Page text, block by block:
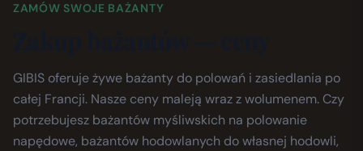
ZAMÓW SWOJE BAŻANTY
GIBIS oferuje żywe bażanty do polowań i zasiedlania po
całej Francji. Nasze ceny maleją wraz z wolumenem. Czy
potrzebujesz bażantów myśliwskich na polowanie
napędowe, bażantów hodowlanych do własnej hodowli,